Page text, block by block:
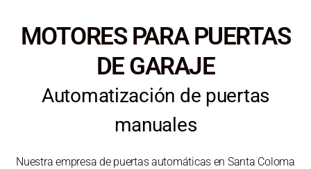
MOTORES PARA PUERTAS
DE GARAJE
Automatización de puertas
manuales
Nuestra empresa de puertas automáticas en Santa Coloma